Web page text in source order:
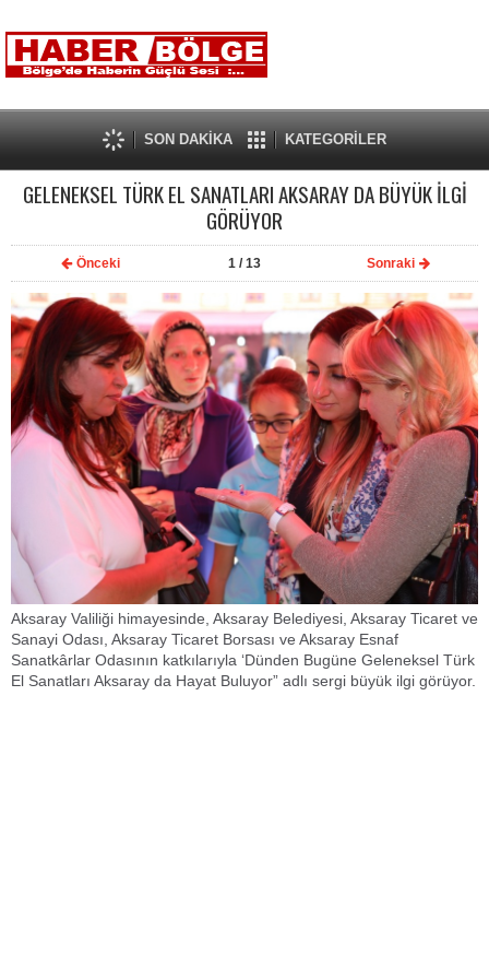
SON DAKİKA KATEGORİLER
GELENEKSEL TÜRK EL SANATLARI AKSARAY DA BÜYÜK İLGİ
GÖRÜYOR
Önceki 1/ 13 Sonraki
Aksaray Valiliği himayesinde, Aksaray Belediyesi, Aksaray Ticaret ve
Sanayi Odası, Aksaray Ticaret Borsası ve Aksaray Esnaf
Sanatkârlar Odasının katkılarıyla ‘Dünden Bugüne Geleneksel Türk
El Sanatları Aksaray da Hayat Buluyor” adlı sergi büyük ilgi görüyor.